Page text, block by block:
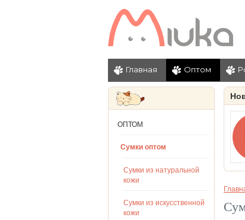
Главная Оптом
ОПТОМ
Сумки оптом
Сумки из натуральной
кожи
Сумки из искусственной
кожи